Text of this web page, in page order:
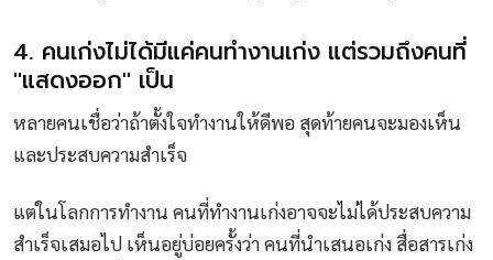
4. คนเก่งไม่ได้มีแค่คนทำงานเก่ง แต่รวมถึงคนที่
"แสดงออก" เป็น
หลายคนเชื่อว่าถ้าตั้งใจทำงานให้ดีพอ สุดท้ายคนจะมองเห็น
และประสบความสำเร็จ
แต่ในโลกการทำงาน คนที่ทำงานเก่งอาจจะไม่ได้ประสบความ
สำเร็จเสมอไป เห็นอยู่บ่อยครั้งว่า คนที่นำเสนอเก่ง สื่อสารเก่ง